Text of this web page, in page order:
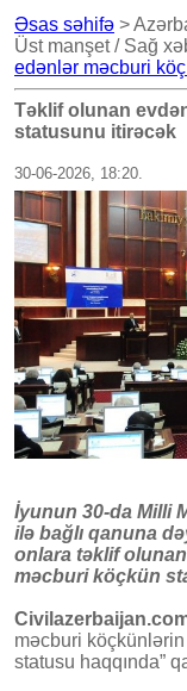
Əsas səhifə >
Üst manşet / Sağ
edənlər məcburi
Təklif olunan
statusunu itirəcək
30-06-2026, 18:20.
İyunun 30-da Milli
ilə bağlı qanuna
onlara təklif
məcburi köçkün
məcburi
statusu haqqında”